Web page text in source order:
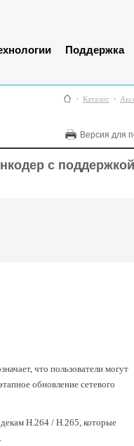
Поддержка
Каталог
Версия для
с поддержкой
что пользователи могут
обновление сетевого
H.264 / H.265, которые